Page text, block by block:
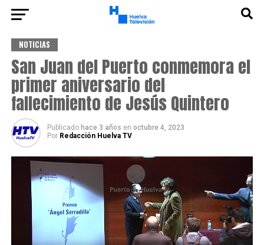
NOTICIAS
San Juan del Puerto conmemora el
primer aniversario del
fallecimiento de Jesús Quintero
Publicado hace 3 años en octubre 4, 2023
Por Redacción Huelva TV